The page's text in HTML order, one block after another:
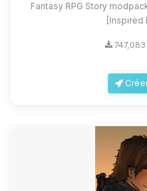
Fantasy RPG Story
[Inspired
747,083